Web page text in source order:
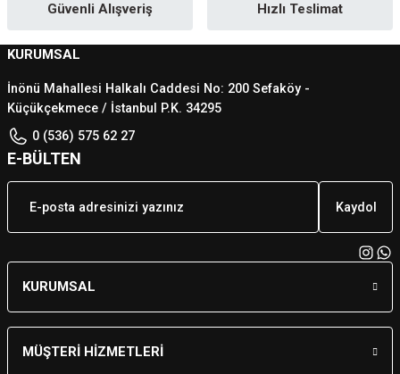
Güvenli Alışveriş Hızlı Teslimat
KURUMSAL
İnönü Mahallesi Halkalı Caddesi No: 200 Sefaköy -
Küçükçekmece / İstanbul P.K. 34295
0 (536) 575 62 27
KURUMSAL
MÜŞTERİ HİZMETLERİ
E-BÜLTEN
Kaydol